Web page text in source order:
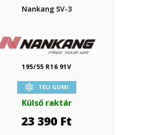
Nankang SV-3
195/55 R16 91V
TÉLI GUMI
Külső raktár
23 390 Ft